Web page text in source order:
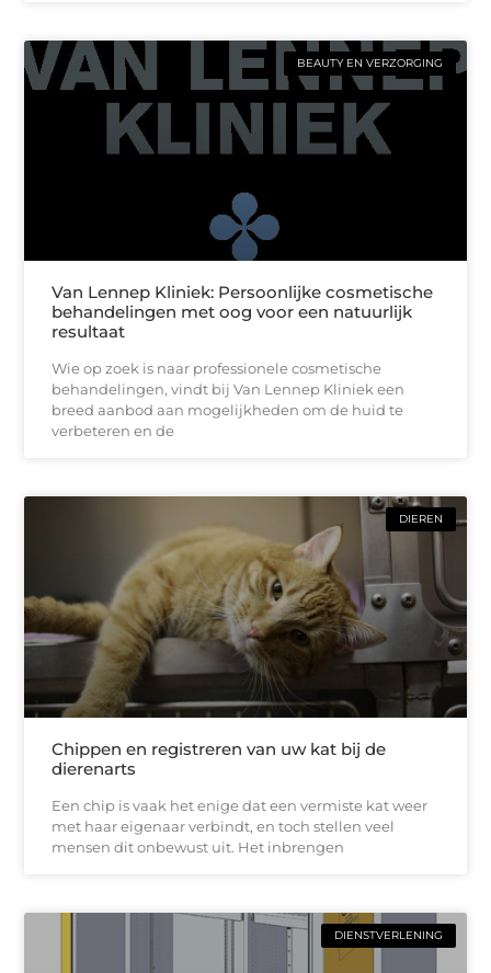
BEAUTY EN VERZORGING
Van Lennep Kliniek: Persoonlijke cosmetische
behandelingen met oog voor een natuurlijk
resultaat
Wie op zoek is naar professionele cosmetische
behandelingen, vindt bij Van Lennep Kliniek een
breed aanbod aan mogelijkheden om de huid te
verbeteren en de
DIEREN
Chippen en registreren van uw kat bij de
dierenarts
Een chip is vaak het enige dat een vermiste kat weer
met haar eigenaar verbindt, en toch stellen veel
mensen dit onbewust uit. Het inbrengen
DIENSTVERLENING